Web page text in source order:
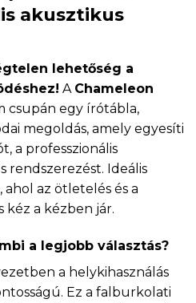
akusztikus
lehetőség a
A Chameleon
csupán egy írótábla,
megoldás, amely egyesíti
a professzionális
rendszerezést. Ideális
az ötletelés és a
a kézben jár.
a legjobb választás?
a helykihasználás
Ez a falburkolati